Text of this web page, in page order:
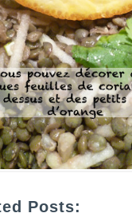
Posts: